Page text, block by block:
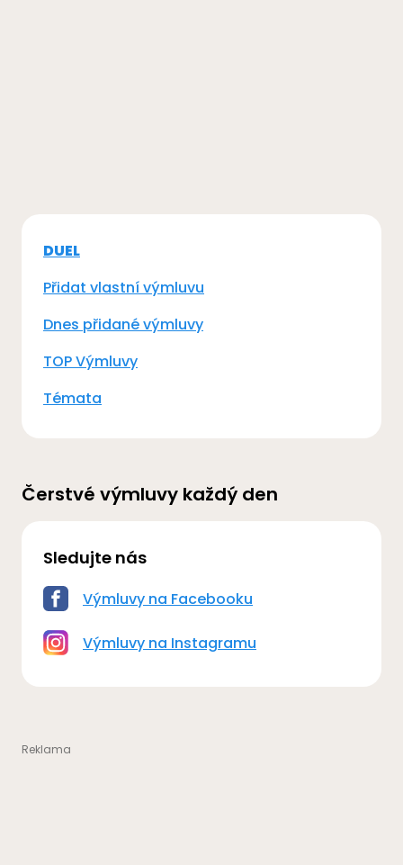
DUEL
Přidat vlastní výmluvu
Dnes přidané výmluvy
TOP Výmluvy
Témata
Čerstvé výmluvy každý den
Sledujte nás
Výmluvy na Facebooku
Výmluvy na Instagramu